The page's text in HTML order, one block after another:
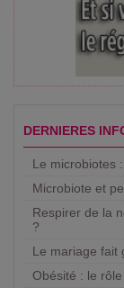
DERNIERES
Le microbiotes
Microbiote et
Respirer de la
?
Le mariage fait
Obésité : le